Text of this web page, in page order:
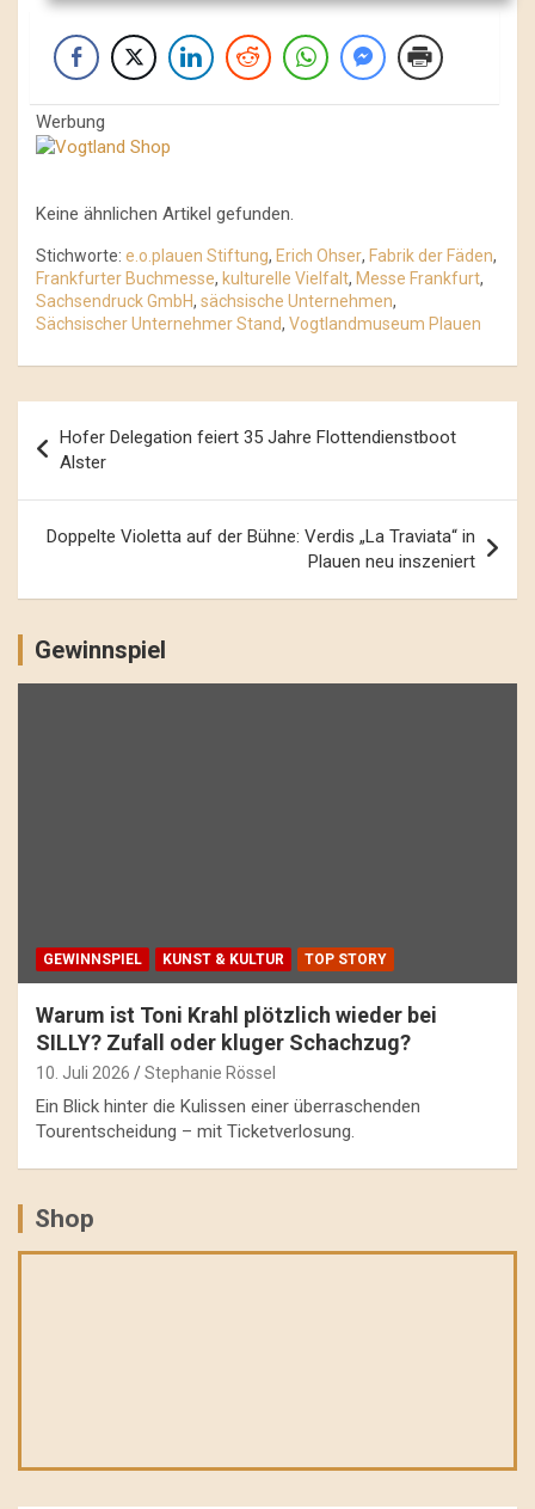
Werbung
Keine ähnlichen Artikel gefunden.
Stichworte: e.o.plauen Stiftung, Erich Ohser, Fabrik der Fäden,
Frankfurter Buchmesse, kulturelle Vielfalt, Messe Frankfurt,
Sachsendruck GmbH, sächsische Unternehmen,
Sächsischer Unternehmer Stand, Vogtlandmuseum Plauen
Navigation
Hofer Delegation feiert 35 Jahre Flottendienstboot
Alster
Doppelte Violetta auf der Bühne: Verdis „La Traviata“ in
Plauen neu inszeniert
Gewinnspiel
GEWINNSPIEL KUNST & KULTUR TOP STORY
Warum ist Toni Krahl plötzlich wieder bei
SILLY? Zufall oder kluger Schachzug?
10. Juli 2026 Stephanie Rössel
Ein Blick hinter die Kulissen einer überraschenden
Tourentscheidung – mit Ticketverlosung.
Shop